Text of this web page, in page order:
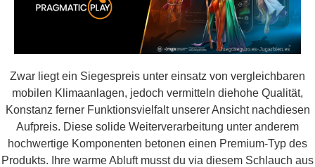
Zwar liegt ein Siegespreis unter einsatz von vergleichbaren
mobilen Klimaanlagen, jedoch vermitteln diehohe Qualität,
Konstanz ferner Funktionsvielfalt unserer Ansicht nachdiesen
Aufpreis. Diese solide Weiterverarbeitung unter anderem
hochwertige Komponenten betonen einen Premium-Typ des
Produkts. Ihre warme Abluft musst du via diesem Schlauch aus